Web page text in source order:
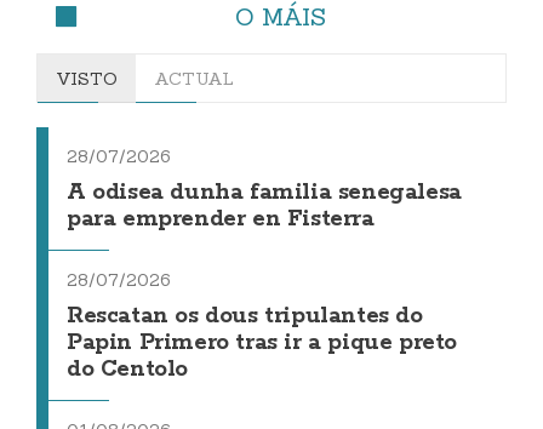
O MÁIS
VISTO ACTUAL
28/07/2026
A odisea dunha familia senegalesa
para emprender en Fisterra
28/07/2026
Rescatan os dous tripulantes do
Papin Primero tras ir a pique preto
do Centolo